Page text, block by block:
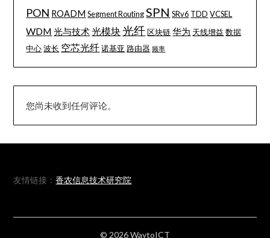
PON ROADM Segment Routing SPN SRv6 TDD VCSEL
WDM 光与技术 光模块光纤 区块链 华为 天线增益 数据
中心 波长 空芯光纤 诺基亚 路由器 频率
您尚未收到任何评论。
友情链接：香农信息技术研究院
© 2026 WaytoICT